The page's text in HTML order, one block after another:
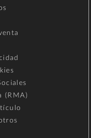
(RMA)